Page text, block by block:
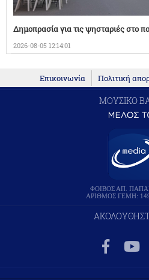
Δημοπρασία για τις ψησταριές στο
2026-08-05 12:14:01
Επικοινωνία Πολιτική
ΜΟΥΣΙΚΟ
ΦΟΙΒΟΣ ΑΠ.
ΑΡΙΘΜΟΣ ΓΕΜΗ: